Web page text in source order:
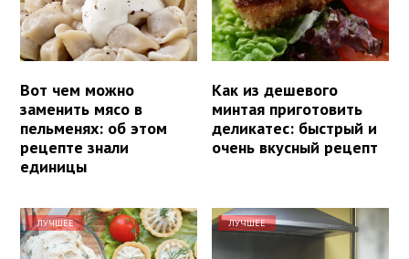
Вот чем можно
заменить мясо в
пельменях: об этом
рецепте знали
единицы
Как из дешевого
минтая приготовить
деликатес: быстрый и
очень вкусный рецепт
ЛУЧШЕЕ ЛУЧШЕЕ